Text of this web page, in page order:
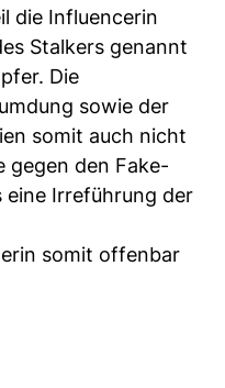
die Influencerin
Stalkers genannt
Die
sowie der
somit auch nicht
gegen den Fake-
Irreführung der
somit offenbar